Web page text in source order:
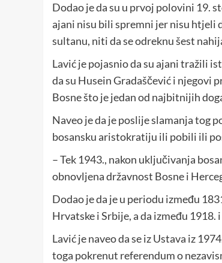
Dodao je da su u prvoj polovini 19.
ajani nisu bili spremni jer nisu htjeli
sultanu, niti da se odreknu šest
Lavić je pojasnio da su ajani tražili
da su Husein Gradaščević i njegovi
Bosne što je jedan od najbitnijih
Naveo je da je poslije slamanja tog
bosansku aristokratiju ili pobili ili
– Tek 1943., nakon uključivanja
obnovljena državnost Bosne i
Dodao je da je u periodu između
Hrvatske i Srbije, a da između
Lavić je naveo da se iz Ustava iz
toga pokrenut referendum o